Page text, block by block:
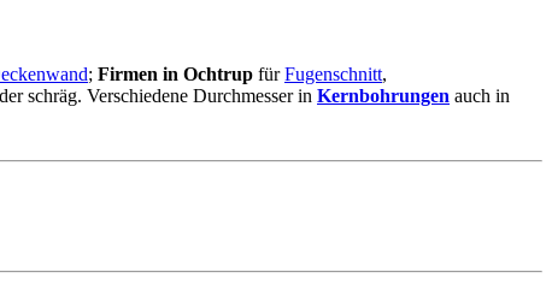
; Firmen in Ochtrup fürFugenschnitt,
schräg. Verschiedene Durchmesser in Kernbohrungen auch in